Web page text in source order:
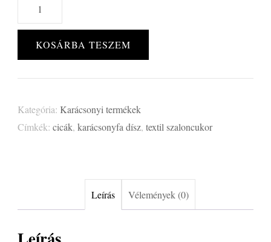
és
szaloncukrok
szett
mennyiség
KOSÁRBA TESZEM
Kategória: Karácsonyi termékek
Címkék: cicák, karácsonyfa dísz, textil szaloncukor
Leírás Vélemények (0)